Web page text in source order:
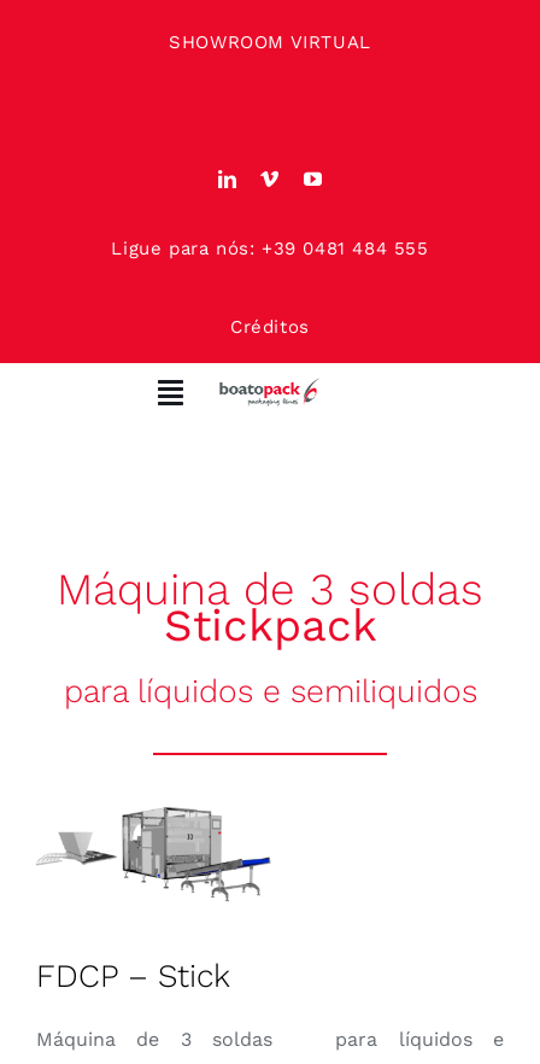
SHOWROOM VIRTUAL
Ligue para nós: +39 0481 484 555
Créditos
Toggle
Português
Máquina de 3 soldas
Stickpack
para líquidos e semiliquidos
FDCP – Stick
Máquina de 3 soldas para líquidos e